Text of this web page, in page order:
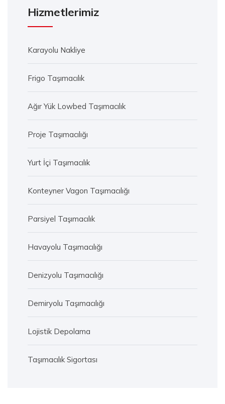
Hizmetlerimiz
Karayolu Nakliye
Frigo Taşımacılık
Ağır Yük Lowbed Taşımacılık
Proje Taşımacılığı
Yurt İçi Taşımacılık
Konteyner Vagon Taşımacılığı
Parsiyel Taşımacılık
Havayolu Taşımacılığı
Denizyolu Taşımacılığı
Demiryolu Taşımacılığı
Lojistik Depolama
Taşımacılık Sigortası